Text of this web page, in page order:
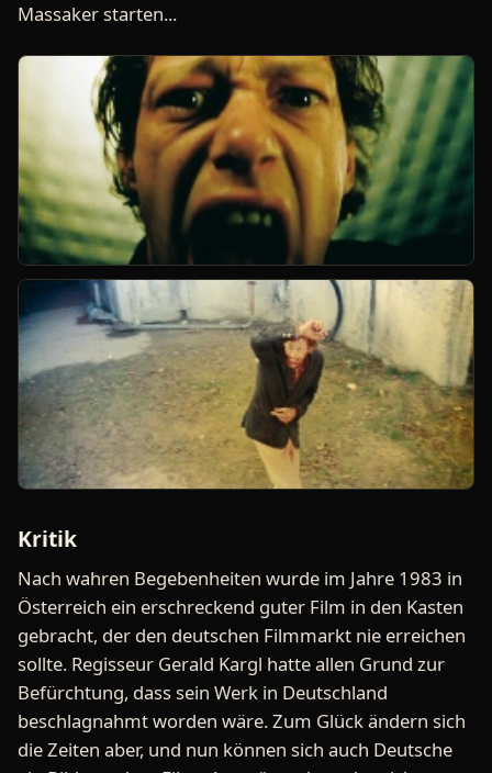
Massaker starten...
Kritik
Nach wahren Begebenheiten wurde im Jahre 1983 in
Österreich ein erschreckend guter Film in den Kasten
gebracht, der den deutschen Filmmarkt nie erreichen
sollte. Regisseur Gerald Kargl hatte allen Grund zur
Befürchtung, dass sein Werk in Deutschland
beschlagnahmt worden wäre. Zum Glück ändern sich
die Zeiten aber, und nun können sich auch Deutsche